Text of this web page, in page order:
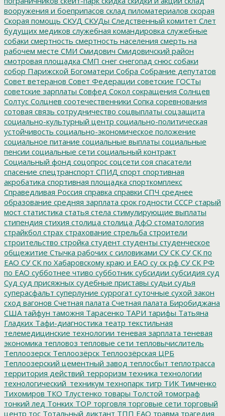
вооружения и боеприпасов склад пиломатериалов скорая
Скорая помощь СКУД СКУДы Следственный комитет Слет
будущих медиков служебная командировка служебные
собаки смертность смертность населения смерть на
рабочем месте СМИ Смидович Смидовичский район
смотровая площадка СМП снег снегопад снюс собаки
собор Парижской Богоматери Собра Собрание депутатов
Совет ветеранов Совет Федерации советские ГОСТы
советские зарплаты Совфед Сокол сокращения Солнцев
Солтус Солцнев соотечественники Сопка соревнования
сотовая связь сотрудничество соцвыплаты соцзащита
социально-культурный центр социально-политическая
устойчивость социально-экономическое положение
социальное питание социальные выплаты социальные
пенсии социальные сети социальный контракт
Социальный фонд соцопрос соцсети соя спасатели
спасение спецтранспорт СПИД спорт спортивная
акробатика спортивная площадка спорткомплекс
Справедливая Россия справка справки СПЧ среднее
образование средняя зарплата срок годности СССР старый
мост статистика статья стела стимулирующие выплаты
стипендия стихия столица столица ДфО стоматология
страйкбол страх страхование стрельба строители
строительство стройка студент студенты студенческое
общежитие Стычка рабочих с силовиками СУ СК СУ СК по
ЕАО СУ СК по Хабаровскому краю и ЕАО су ск рф СУ СК РФ
по ЕАО субботнее чтиво субботник субсидии субсидия суд
Суд суд присяжных судебные приставы судьи судья
суперасфальт суперлуние суррогат суточные сухой закон
сход вагонов Счетная палата Счетная палата Биробиджана
США тайфун таможня Тарасенко ТАРИ тарифы Татьяна
Гладких Тафи-диагностика театр текстильная
телемедицинские технологии теневая зарплата теневая
экономика тепловоз тепловые сети тепловычислитель
Теплоозерск Теплоозёрск Теплоозёрская ЦРБ
Теплоозерский цементный завод теплосбыт теплотрасса
территория действий терроризм техника технологии
технологический_техникум технопарк тигр ТИК Тимченко
Тихомиров ТКО Тлустенко товары Толстой томограф
тонкий лед Тонких ТОР торговля торговые сети торговый
центр тос Тотальный диктант ТПП ЕАО травма трагедия